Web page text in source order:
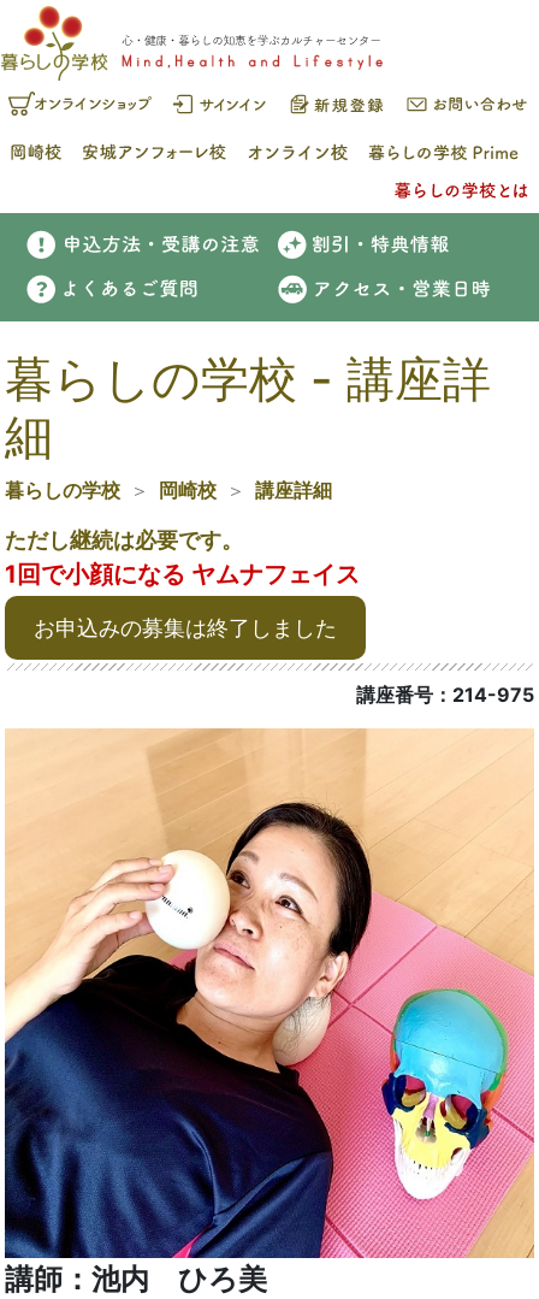
暮らしの学校 - 講座詳
細
暮らしの学校 岡崎校 講座詳細
ただし継続は必要です。
1回で小顔になる ヤムナフェイス
お申込みの募集は終了しました
講座番号：214-975
講師：池内 ひろ美